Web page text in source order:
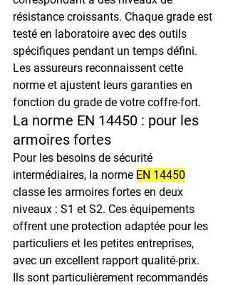
résistance croissants. Chaque grade est
testé en laboratoire avec des outils
spécifiques pendant un temps défini.
Les assureurs reconnaissent cette
norme et ajustent leurs garanties en
fonction du grade de votre coffre-fort.
La norme EN 14450 : pour les
armoires fortes
Pour les besoins de sécurité
intermédiaires, la norme EN 14450
classe les armoires fortes en deux
niveaux : S1 et S2. Ces équipements
offrent une protection adaptée pour les
particuliers et les petites entreprises,
avec un excellent rapport qualité-prix.
Ils sont particulièrement recommandés